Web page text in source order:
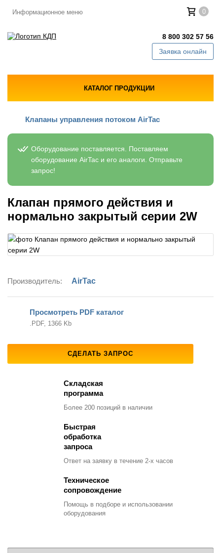
Информационное меню 0
8 800 302 57 56
Заявка онлайн
КАТАЛОГ ПРОДУКЦИИ
Клапаны управления потоком AirTac
Оборудование поставляется. Поставляем
оборудование AirTac и его аналоги. Отправьте
запрос!
Клапан прямого действия и
нормально закрытый серии 2W
Производитель: AirTac
Просмотреть PDF каталог
.PDF, 1366 Kb
СДЕЛАТЬ ЗАПРОС
Складская
программа
Более 200 позиций в наличии
Быстрая
обработка
запроса
Ответ на заявку в течение 2-х часов
Техническое
сопровождение
Помощь в подборе и использовании
оборудования